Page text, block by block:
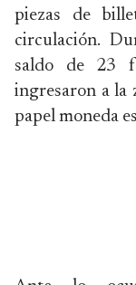
piezas de
circulación.
saldo de 23
ingresaron a la
papel moneda